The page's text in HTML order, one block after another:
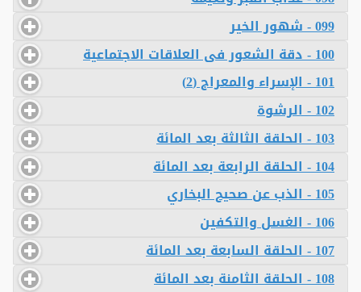
099 - شهور الخير
100 - دقة الشعور فى العلاقات الاجتماعية
101 - الإسراء والمعراج (2)
102 - الرشوة
103 - الحلقة الثالثة بعد المائة
104 - الحلقة الرابعة بعد المائة
105 - الذب عن صحيح البخاري
106 - الغسل والتكفين
107 - الحلقة السابعة بعد المائة
108 - الحلقة الثامنة بعد المائة